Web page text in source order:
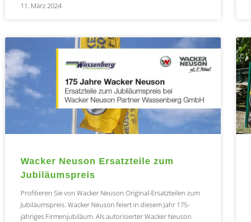
11. März 2024
Wacker Neuson Ersatzteile zum
Jubiläumspreis
Profitieren Sie von Wacker Neuson Original-Ersatzteilen zum
Jubiläumspreis. Wacker Neuson feiert in diesem Jahr 175-
jähriges Firmenjubiläum. Als autorisierter Wacker Neuson